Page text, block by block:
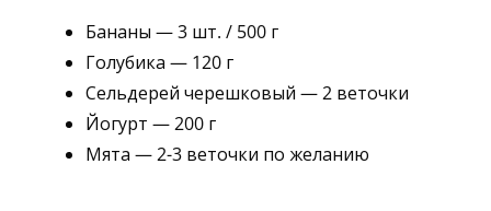
Бананы — 3 шт. / 500 г
Голубика — 120 г
Сельдерей черешковый — 2 веточки
Йогурт — 200 г
Мята — 2-3 веточки по желанию